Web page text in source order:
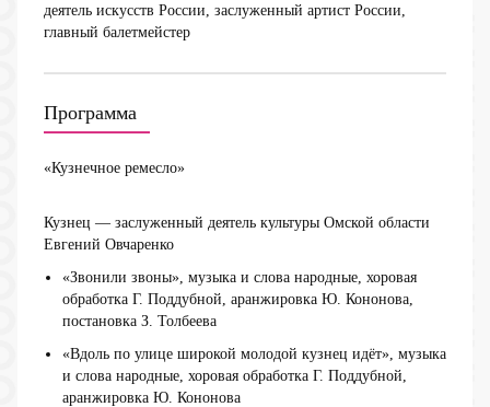
деятель искусств России, заслуженный артист России,
главный балетмейстер
Программа
«Кузнечное ремесло»
Кузнец — заслуженный деятель культуры Омской области
Евгений Овчаренко
«Звонили звоны», музыка и слова народные, хоровая
обработка Г. Поддубной, аранжировка Ю. Кононова,
постановка З. Толбеева
«Вдоль по улице широкой молодой кузнец идёт», музыка
и слова народные, хоровая обработка Г. Поддубной,
аранжировка Ю. Кононова